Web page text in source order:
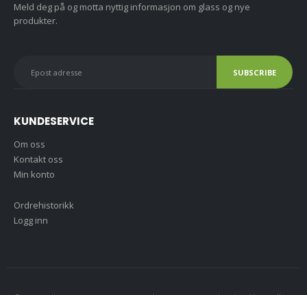
Meld deg på og motta nyttig informasjon om glass og nye
produkter.
KUNDESERVICE
Om oss
Kontakt oss
Min konto
Ordrehistorikk
Logg inn